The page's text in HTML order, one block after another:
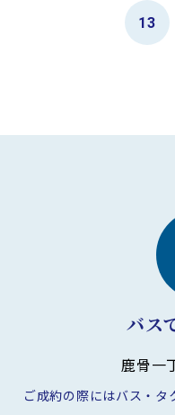
13
バス
鹿骨一
ご成約の際にはバス・タ